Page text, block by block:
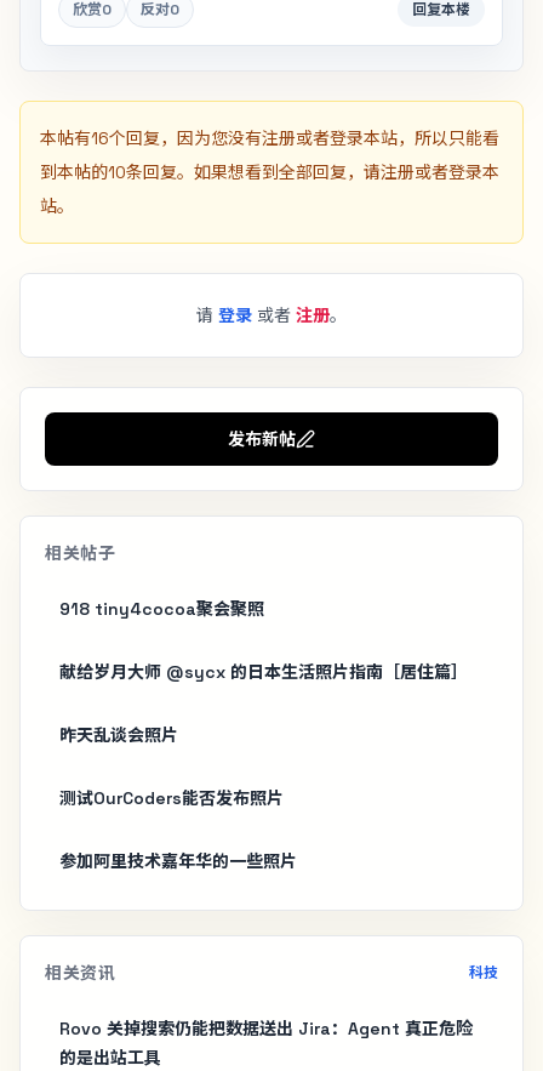
欣赏0 反对0 回复本楼
本帖有16个回复，因为您没有注册或者登录本站，所以只能看
到本帖的10条回复。如果想看到全部回复，请注册或者登录本
站。
请 登录 或者 注册。
发布新帖
相关帖子
918 tiny4cocoa聚会聚照
献给岁月大师 @sycx 的日本生活照片指南［居住篇］
昨天乱谈会照片
测试OurCoders能否发布照片
参加阿里技术嘉年华的一些照片
相关资讯 科技
Rovo 关掉搜索仍能把数据送出 Jira：Agent 真正危险
的是出站工具